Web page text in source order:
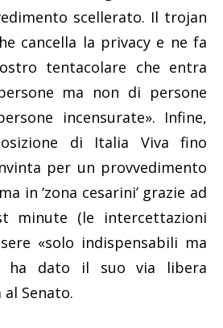
scellerato. Il trojan
cancella la privacy e ne fa
tentacolare che entra
ma non di persone
incensurate». Infine,
di Italia Viva fino
per un provvedimento
in ‘zona cesarini’ grazie ad
minute (le intercettazioni
«solo indispensabili ma
ha dato il suo via libera
Senato.